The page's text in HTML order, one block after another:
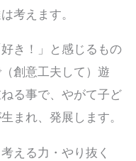
考えます。
き！」と感じるもの
創意工夫して）遊
る事で、やがて子ど
まれ、発展します。
える力・やり抜く